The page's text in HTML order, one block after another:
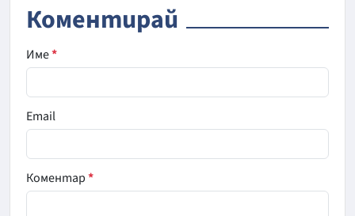
Коментирай
Име*
Email
Коментар*